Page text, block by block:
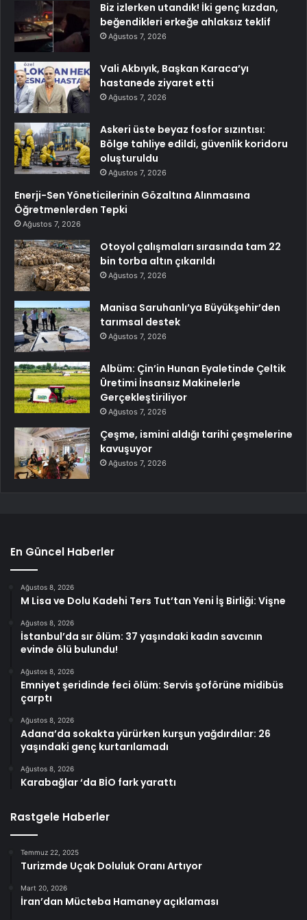
Biz izlerken utandık! İki genç kızdan,
beğendikleri erkeğe ahlaksız teklif
Ağustos 7, 2026
Vali Akbıyık, Başkan Karaca’yı
hastanede ziyaret etti
Ağustos 7, 2026
Askeri üste beyaz fosfor sızıntısı:
Bölge tahliye edildi, güvenlik koridoru
oluşturuldu
Ağustos 7, 2026
Enerji-Sen Yöneticilerinin Gözaltına Alınmasına
Öğretmenlerden Tepki
Ağustos 7, 2026
Otoyol çalışmaları sırasında tam 22
bin torba altın çıkarıldı
Ağustos 7, 2026
Manisa Saruhanlı’ya Büyükşehir’den
tarımsal destek
Ağustos 7, 2026
Albüm: Çin’in Hunan Eyaletinde Çeltik
Üretimi İnsansız Makinelerle
Gerçekleştiriliyor
Ağustos 7, 2026
Çeşme, ismini aldığı tarihi çeşmelerine
kavuşuyor
Ağustos 7, 2026
En Güncel Haberler
Ağustos 8, 2026
M Lisa ve Dolu Kadehi Ters Tut’tan Yeni İş Birliği: Vişne
Ağustos 8, 2026
İstanbul’da sır ölüm: 37 yaşındaki kadın savcının
evinde ölü bulundu!
Ağustos 8, 2026
Emniyet şeridinde feci ölüm: Servis şoförüne midibüs
çarptı
Ağustos 8, 2026
Adana’da sokakta yürürken kurşun yağdırdılar: 26
yaşındaki genç kurtarılamadı
Ağustos 8, 2026
Karabağlar ‘da BİO fark yarattı
Rastgele Haberler
Temmuz 22, 2025
Turizmde Uçak Doluluk Oranı Artıyor
Mart 20, 2026
İran’dan Mücteba Hamaney açıklaması